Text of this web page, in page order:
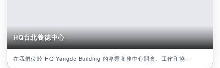
HQ台北養德中心
在我們位於 HQ Yangde Building 的專業商務中心開會、工作和協...